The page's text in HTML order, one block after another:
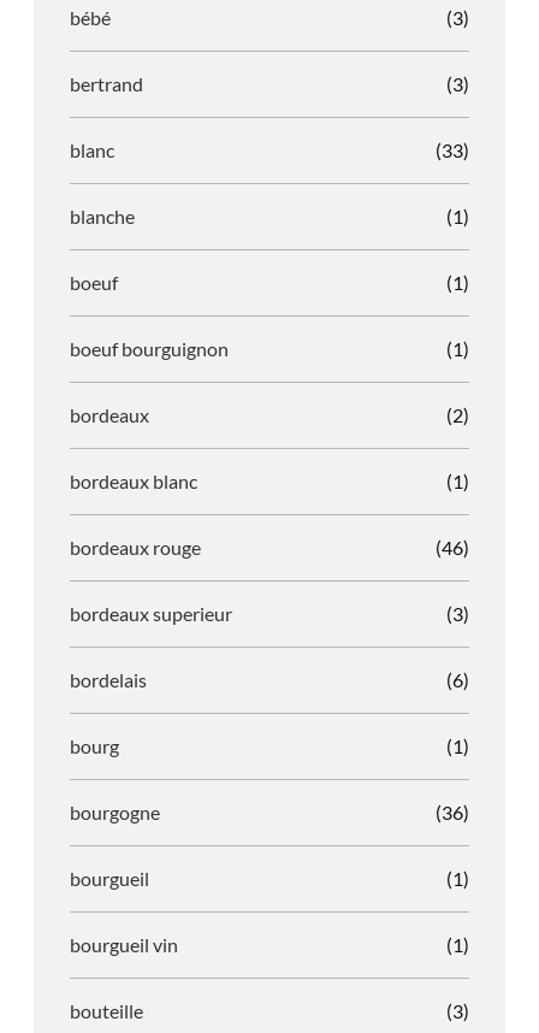
bébé (3)
bertrand (3)
blanc (33)
blanche (1)
boeuf (1)
boeuf bourguignon (1)
bordeaux (2)
bordeaux blanc (1)
bordeaux rouge (46)
bordeaux superieur (3)
bordelais (6)
bourg (1)
bourgogne (36)
bourgueil (1)
bourgueil vin (1)
bouteille (3)